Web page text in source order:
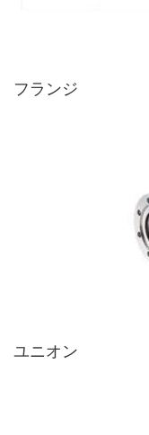
フランジ
ユニオン